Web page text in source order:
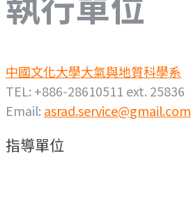
中國文化大學大氣與地質科學系
TEL: +886-28610511 ext. 25836
Email: asrad.service@gmail.com
指導單位